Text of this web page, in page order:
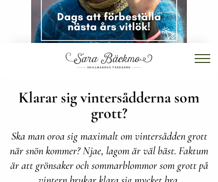
Klarar sig vintersådderna som
grott?
Ska man oroa sig maximalt om vintersådden grott
när snön kommer? Njae, lagom är väl bäst. Faktum
är att grönsaker och sommarblommor som grott på